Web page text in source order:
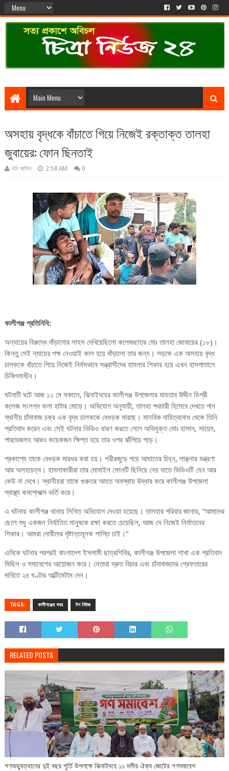
অসহায় বৃদ্ধকে বাঁচাতে গিয়ে নিজেই রক্তাক্ত তালহা
জুবায়ের: ফোন ছিনতাই
বনি আমিন 2:58 AM 0
কালীগঞ্জ প্রতিনিধি:
অন্যায়ের বিরুদ্ধে দাঁড়ানোর সাহস দেখিয়েছিলো কলেজছাত্র মোঃ তালহা জোবায়ের (১৮)।
কিন্তু সেই ন্যায়ের পক্ষ নেওয়াই কাল হয়ে দাঁড়ালো তার জন্য। সড়কে এক অসহায় বৃদ্ধ
চালককে বাঁচাতে গিয়ে নিজেই নির্মমভাবে সন্ত্রাসীদের হামলার শিকার হয়ে এখন হাসপাতালে
চিকিৎসাধীন।
ঘটনাটি ঘটে আজ ১১ মে সকালে, ঝিনাইদহের কালীগঞ্জ উপজেলার মাহতাব উদ্দীন ডিগ্রী
কলেজ সংলগ্ন কলা হাটার মোড়ে। অভিযোগ অনুযায়ী, তালহা পথচারী হিসেবে দেখতে পান
স্থানীয় চাঁদাবাজ চক্র এক বৃদ্ধ চালককে বেধড়ক মারছে। মানবিক দায়িত্ববোধ থেকে তিনি
প্রতিবাদ করেন এবং সেই ঘটনার ভিডিও ধারণ করতে গেলে অভিযুক্ত মোঃ হাসান, সায়েম,
পারভেজসহ আরও কয়েকজন ক্ষিপ্ত হয়ে তার ওপর ঝাঁপিয়ে পড়ে।
প্রকাশ্যে তাকে বেধড়ক মারধর করা হয়। শরীরজুড়ে পড়ে আঘাতের চিহ্ন, লাঞ্ছনার যন্ত্রণা
আর অসহায়ত্ব। হামলাকারীরা তার মোবাইল ফোনটি ছিনিয়ে নেয় যাতে ভিডিওটি যেন আর
কেউ না দেখে। স্থানীয়রা তাকে গুরুতর আহত অবস্থায় উদ্ধার করে কালীগঞ্জ উপজেলা
স্বাস্থ্য কমপ্লেক্সে ভর্তি করে।
এ ঘটনায় কালীগঞ্জ থানায় লিখিত অভিযোগ দেওয়া হয়েছে। তালহার পরিবার জানায়, “আমাদের
ছেলে শুধু একজন নির্যাতিত মানুষকে রক্ষা করতে চেয়েছিল, আজ সে নিজেই নির্যাতনের
শিকার। আমরা দোষীদের দৃষ্টান্তমূলক শাস্তি চাই।”
এদিকে ঘটনার পরপরই বাংলাদেশ ইসলামী ছাত্রশিবির, কালীগঞ্জ উপজেলা শাখা এক প্রতিবাদ
মিছিল ও সমাবেশের আয়োজন করে। নেতারা দ্রুত বিচার এবং চাঁদাবাজদের গ্রেফতারের
দাবিতে ২৪ ঘণ্টার আল্টিমেটাম দেন।
TAGS: কালীগঞ্জের খবর টপ নিউজ
RELATED POSTS
গণঅভ্যুত্থানের দুই বছর পুর্তি উপলক্ষে ঝিনাইদহে ১১ দলীয় ঐক্য জোটের গণসমাবেশ